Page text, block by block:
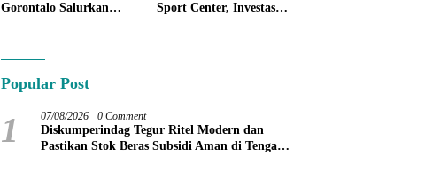
Gorontalo Salurkan
Pelaku Usaha
Sport Center, Investasi
Popular Post
1 07/08/2026 0 Comment
Diskumperindag Tegur Ritel Modern dan
Pastikan Stok Beras Subsidi Aman di Tengah